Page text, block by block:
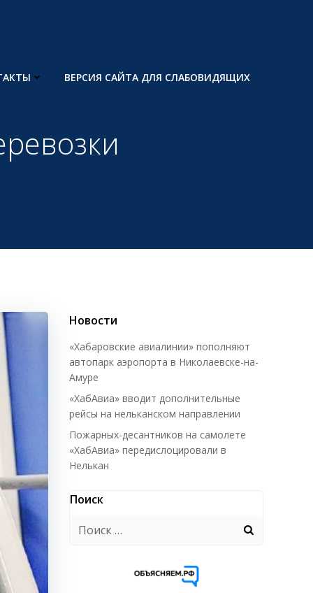
ВЕРСИЯ САЙТА ДЛЯ СЛАБОВИДЯЩИХ
Новости
«Хабаровские авиалинии» пополняют
автопарк аэропорта в Николаевске-на-
Амуре
«ХабАвиа» вводит дополнительные
рейсы на нельканском направлении
Пожарных-десантников на самолете
«ХабАвиа» передислоцировали в
Нелькан
Поиск
Найти: